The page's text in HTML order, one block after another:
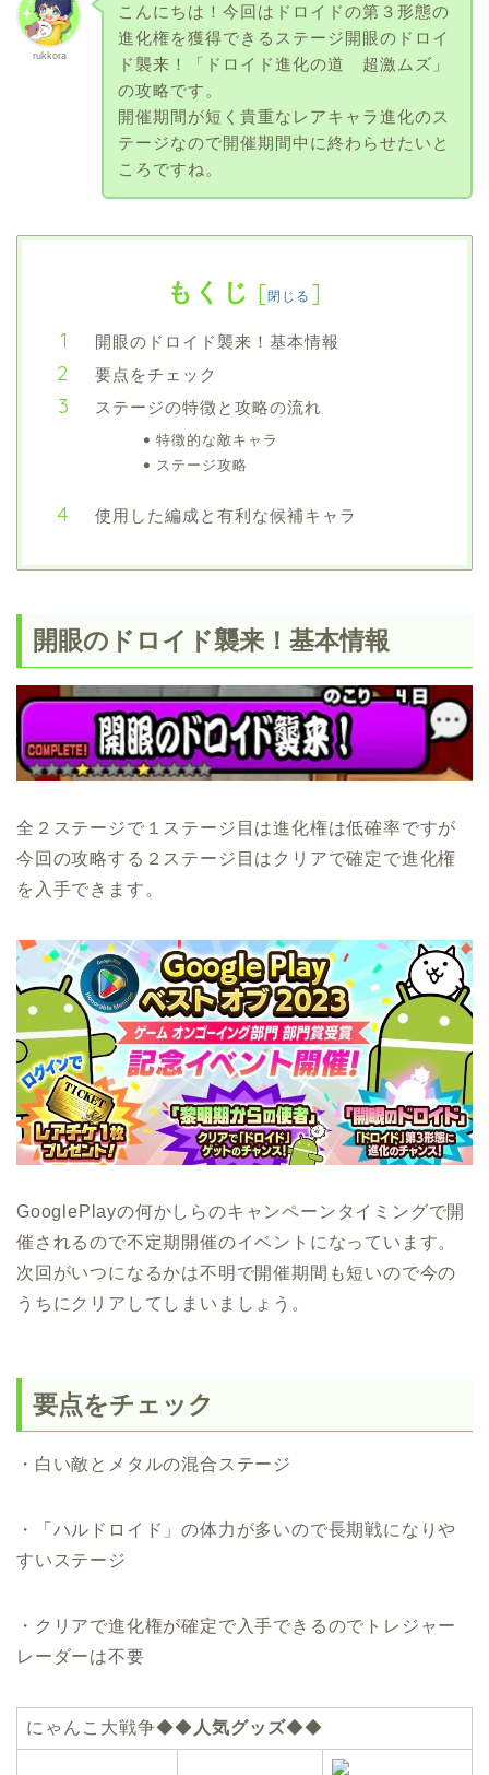
rukkora
こんにちは！今回はドロイドの第３形態の
進化権を獲得できるステージ開眼のドロイ
ド襲来！「ドロイド進化の道 超激ムズ」
の攻略です。
開催期間が短く貴重なレアキャラ進化のス
テージなので開催期間中に終わらせたいと
ころですね。
もくじ [閉じる ]
開眼のドロイド襲来！基本情報
要点をチェック
ステージの特徴と攻略の流れ
特徴的な敵キャラ
ステージ攻略
使用した編成と有利な候補キャラ
開眼のドロイド襲来！基本情報
全２ステージで１ステージ目は進化権は低確率ですが
今回の攻略する２ステージ目はクリアで確定で進化権
を入手できます。
GooglePlayの何かしらのキャンペーンタイミングで開
催されるので不定期開催のイベントになっています。
次回がいつになるかは不明で開催期間も短いので今の
うちにクリアしてしまいましょう。
要点をチェック
・白い敵とメタルの混合ステージ
・「ハルドロイド」の体力が多いので長期戦になりや
すいステージ
・クリアで進化権が確定で入手できるのでトレジャー
レーダーは不要
にゃんこ大戦争◆◆ 人気グッズ◆◆